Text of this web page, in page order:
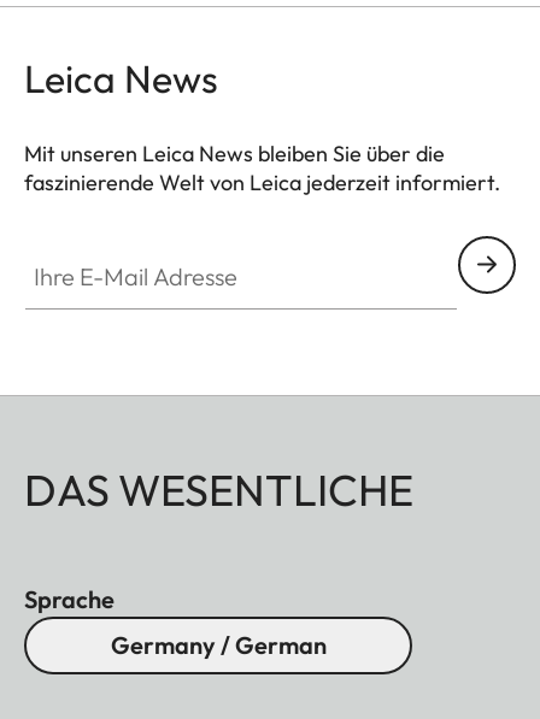
Leica News
Mit unseren Leica News bleiben Sie über die
faszinierende Welt von Leica jederzeit informiert.
DAS WESENTLICHE
Sprache
Germany / German